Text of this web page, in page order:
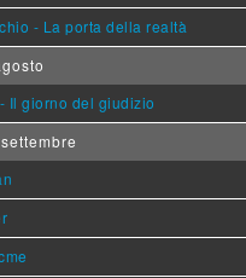
- La porta della realtà
Il giorno del giudizio